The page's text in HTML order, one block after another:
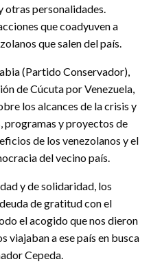
otras personalidades.
que coadyuven a
que salen del país.
(Partido Conservador),
de Cúcuta por Venezuela,
los alcances de la crisis y
programas y proyectos de
de los venezolanos y el
del vecino país.
y de solidaridad, los
de gratitud con el
el acogido que nos dieron
viajaban a ese país en busca
Cepeda.